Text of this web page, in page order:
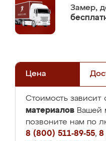
Замер,
Цена
Стоимость зависит
материалов Вашей
позвоните нам по
8 (800) 511-89-55, 8